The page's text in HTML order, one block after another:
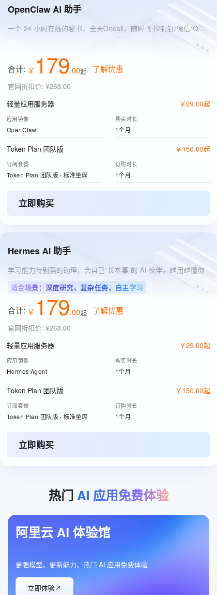
OpenClaw AI 助手
一个 24 小时在线的秘书，全天Oncall，随时飞书/钉钉/微信/QQ 找它
合计: ￥ 179.00起 了解优惠
官网折扣价: ¥268.00
轻量应用服务器
￥29.00起
应用镜像
OpenClaw
购买时长
1个月
Token Plan 团队版 ￥ 150.00起
订阅套餐
Token Plan 团队版 - 标准坐席
订购时长
1个月
立即购买
Hermes AI 助手
学习能力特别强的助理，会自己“长本事”的 AI 伙伴，越用越懂你
适合场景：深度研究、复杂任务、自主学习
合计: ￥ 179.00起 了解优惠
官网折扣价: ¥268.00
轻量应用服务器
￥29.00起
应用镜像
Hermes Agent
购买时长
1个月
Token Plan 团队版 ￥ 150.00起
订阅套餐
Token Plan 团队版 - 标准坐席
订购时长
1个月
立即购买
热门 AI 应用免费体验
阿里云 AI 体验馆
更强模型、更新能力、热门 AI 应用免费体验
立即体验